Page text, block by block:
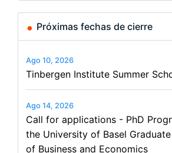
Próximas fechas de cierre
Ago 10, 2026
Tinbergen Institute Summer
Ago 14, 2026
Call for applications - PhD
the University of Basel
of Business and Economics